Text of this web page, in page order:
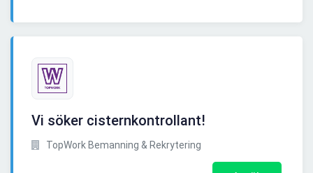
Vi söker cisternkontrollant!
TopWork Bemanning & Rekrytering